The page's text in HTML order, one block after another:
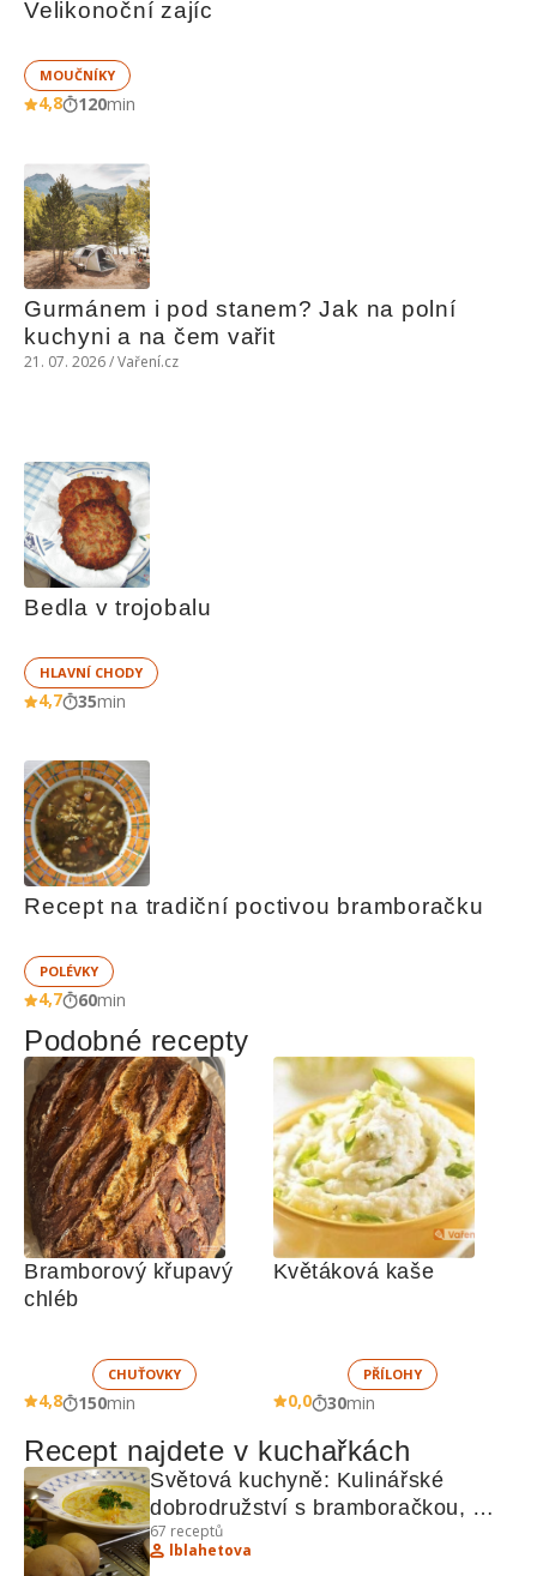
Velikonoční zajíc
MOUČNÍKY
4,8 120min
Gurmánem i pod stanem? Jak na polní
kuchyni a na čem vařit
21. 07. 2026 / Vaření.cz
Bedla v trojobalu
HLAVNÍ CHODY
4,7 35min
Recept na tradiční poctivou bramboračku
POLÉVKY
4,7 60min
Podobné recepty
Bramborový křupavý
chléb
CHUŤOVKY
4,8 150min
Květáková kaše
PŘÍLOHY
0,0 30min
Recept najdete v kuchařkách
Světová kuchyně: Kulinářské
dobrodružství s bramboračkou,
sójovým masem a jehněčím -
recepty pro inspiraci
67 receptů
lblahetova